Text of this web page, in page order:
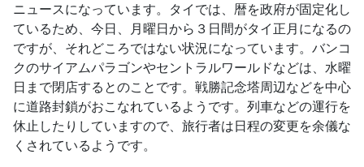
ニュースになっています。タイでは、暦を政府が固定化し
ているため、今日、月曜日から３日間がタイ正月になるの
ですが、それどころではない状況になっています。バンコ
クのサイアムパラゴンやセントラルワールドなどは、水曜
日まで閉店するとのことです。戦勝記念塔周辺などを中心
に道路封鎖がおこなれているようです。列車などの運行を
休止したりしていますので、旅行者は日程の変更を余儀な
くされているようです。